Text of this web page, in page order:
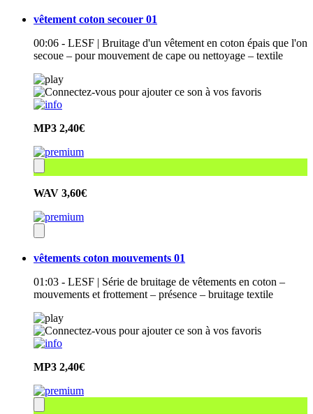
vêtement coton secouer 01
00:06 - LESF | Bruitage d'un vêtement en coton épais que l'on
secoue – pour mouvement de cape ou nettoyage – textile
MP3 2,40€
WAV 3,60€
vêtements coton mouvements 01
01:03 - LESF | Série de bruitage de vêtements en coton –
mouvements et frottement – présence – bruitage textile
MP3 2,40€